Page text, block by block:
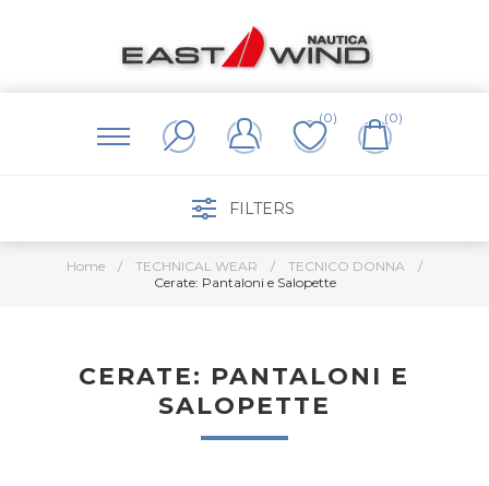
(0) (0)
FILTERS
Home / TECHNICAL WEAR / TECNICO DONNA
/
Cerate: Pantaloni e Salopette
CERATE: PANTALONI E
SALOPETTE